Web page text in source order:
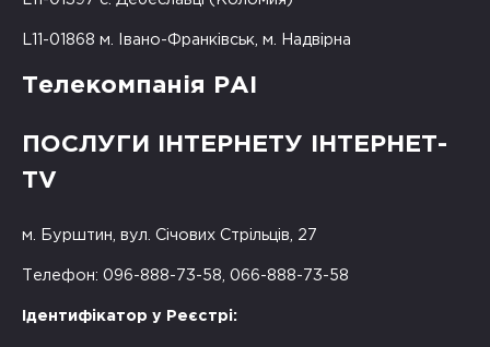
L11-01868 м. Івано-Франківськ, м. Надвірна
Телекомпанія РАІ
ПОСЛУГИ ІНТЕРНЕТУ ІНТЕРНЕТ-
TV
м. Бурштин, вул. Січових Стрільців, 27
Телефон: 096-888-73-58, 066-888-73-58
Ідентифікатор у Реєстрі: